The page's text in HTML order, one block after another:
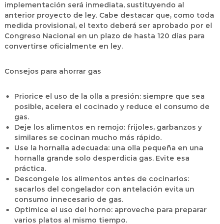
implementación será inmediata, sustituyendo al
anterior proyecto de ley. Cabe destacar que, como toda
medida provisional, el texto deberá ser aprobado por el
Congreso Nacional en un plazo de hasta 120 días para
convertirse oficialmente en ley.
Consejos para ahorrar gas
Priorice el uso de la olla a presión: siempre que sea
posible, acelera el cocinado y reduce el consumo de
gas.
Deje los alimentos en remojo: frijoles, garbanzos y
similares se cocinan mucho más rápido.
Use la hornalla adecuada: una olla pequeña en una
hornalla grande solo desperdicia gas. Evite esa
práctica.
Descongele los alimentos antes de cocinarlos:
sacarlos del congelador con antelación evita un
consumo innecesario de gas.
Optimice el uso del horno: aproveche para preparar
varios platos al mismo tiempo.